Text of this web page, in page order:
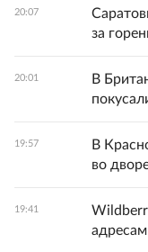
20:07
за
20:01
В
19:57
В
во
19:41